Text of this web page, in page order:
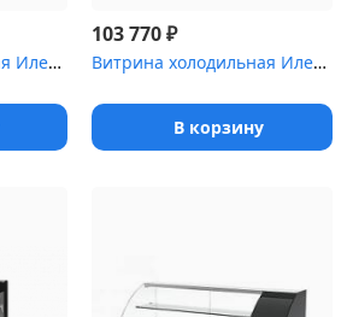
Витрина холодильная Илеть ,5 Cube [ВХС-1 (динамика)]
103 770₽
Витрина холодильная Илеть ,1 Cube [ВХС-2 (статика)]
В корзину